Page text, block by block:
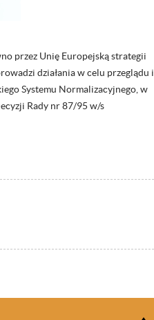
przez Unię Europejską strategii
działania w celu przeglądu i
Systemu Normalizacyjnego, w
Rady nr 87/95 w/s